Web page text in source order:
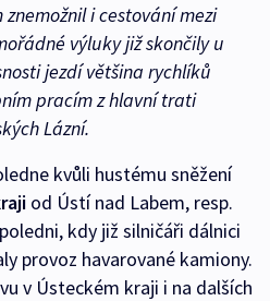
i cestování mezi
výluky již skončily u
jezdí většina rychlíků
pracím z hlavní trati
Lázní.
kvůli hustému sněžení
od Ústí nad Labem, resp.
kdy již silničáři dálnici
provoz havarované kamiony.
v Ústeckém kraji i na dalších